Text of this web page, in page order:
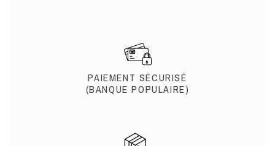
PAIEMENT SÉCURISÉ
(BANQUE POPULAIRE)